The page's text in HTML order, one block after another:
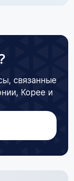
связанные
Корее и